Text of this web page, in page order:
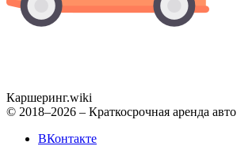
Каршеринг.wiki
© 2018–2026 – Краткосрочная аренда авто
ВКонтакте